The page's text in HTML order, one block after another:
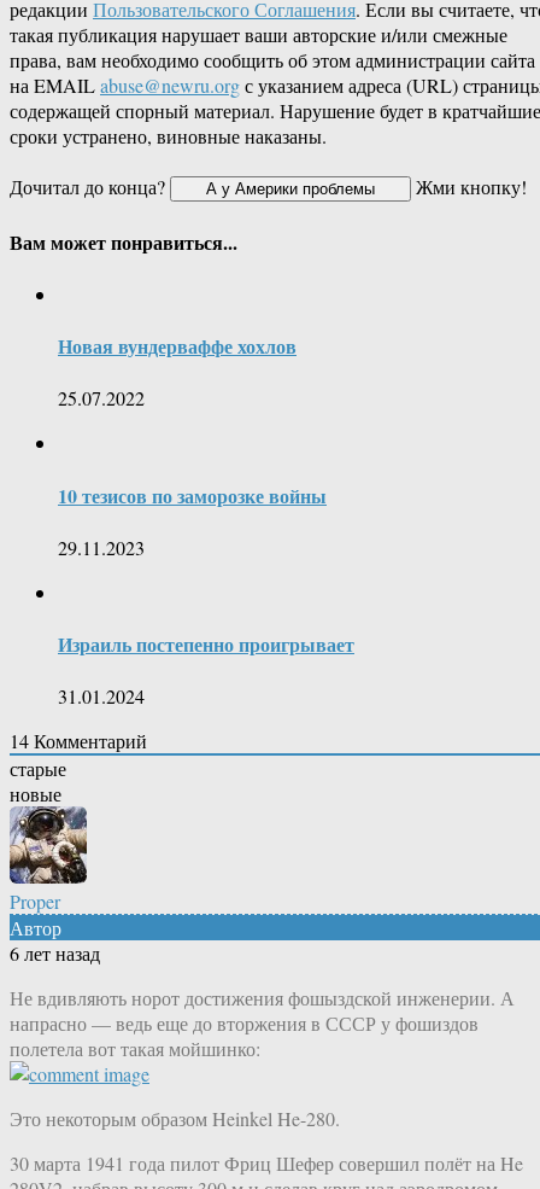
редакции Пользовательского Соглашения. Если вы считаете,
такая публикация нарушает ваши авторские и/или смежные
права, вам необходимо сообщить об этом администрации сайта
на EMAILabuse@newru.orgс указанием адреса (URL)
содержащей спорный материал. Нарушение будет в кратчайшие
сроки устранено, виновные наказаны.
Дочитал до конца?
Жми кнопку!
Вам может понравиться...
Новая вундерваффе хохлов
25.07.2022
10 тезисов по заморозке войны
29.11.2023
Израиль постепенно проигрывает
31.01.2024
14Комментарий
старые
новые
Proper
Автор
6 лет назад
Не вдивляють норот достижения фошыздской инженерии. А
напрасно — ведь еще до вторжения в СССР у фошиздов
полетела вот такая мойшинко:
Это некоторым образом Heinkel He-280.
30 марта 1941 года пилот Фриц Шефер совершил полёт на He